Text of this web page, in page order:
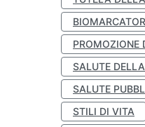
PROMOZIONE
SALUTE
SALUTE
STILI DI VITA